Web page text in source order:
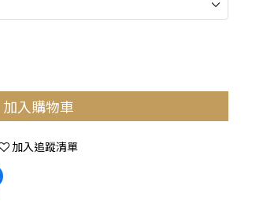
加入購物車
加入追蹤清單